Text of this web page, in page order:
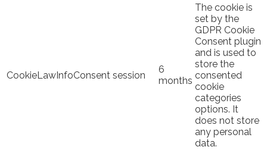
CookieLawInfoConsent session
6
months
The cookie is
set by the
GDPR Cookie
Consent plugin
and is used to
store the
consented
cookie
categories
options. It
does not store
any personal
data.